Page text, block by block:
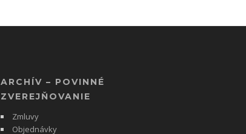
ARCHÍV – POVINNÉ
ZVEREJŇOVANIE
Zmluvy
Objednávky